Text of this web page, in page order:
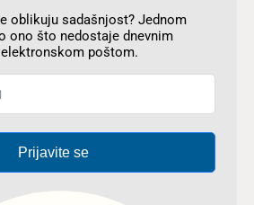
oblikuju sadašnjost? Jednom
ono što nedostaje dnevnim
poštom.
Prijavite se